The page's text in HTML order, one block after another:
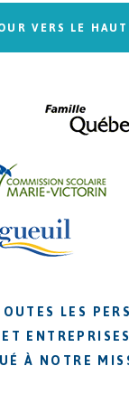
VERS LE HAUT
LES
À NOTRE